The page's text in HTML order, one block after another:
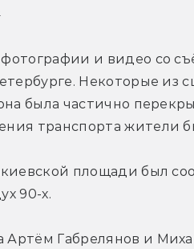
фотографии и видео со
Некоторые из
была частично
транспорта жители
площади был
90-х.
Габрелянов и